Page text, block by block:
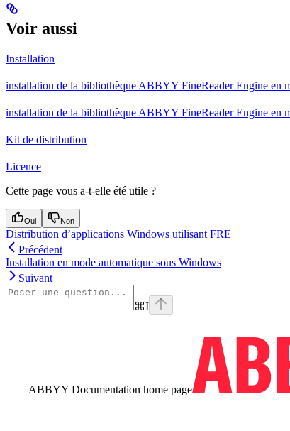
Voir aussi
Installation
installation de la bibliothèque ABBYY FineReader Engine en
installation de la bibliothèque ABBYY FineReader Engine en
Kit de distribution
Licence
Cette page vous a-t-elle été utile ?
Oui Non
Distribution d’applications Windows utilisant FRE
Précédent
Installation en mode automatique sous Windows
Suivant
⌘I
ABBYY Documentation home page